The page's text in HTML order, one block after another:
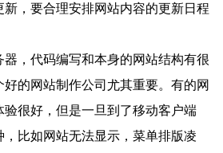
，要合理安排网站内容的更新日程
，代码编写和本身的网站结构有很
的网站制作公司尤其重要。有的网
很好，但是一旦到了移动客户端
，比如网站无法显示，菜单排版凌